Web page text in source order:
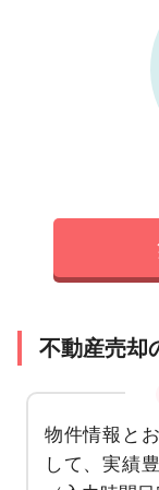
不動産売却
物件情報と
して、実績